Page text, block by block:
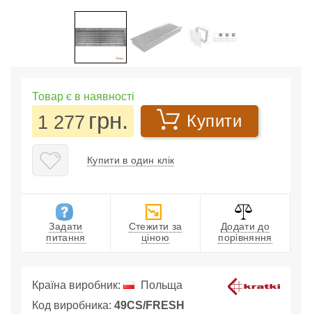
Товар є в наявності
1 277 грн. Купити
Купити в один клік
Задати
питання
Стежити за
ціною
Додати до
порівняння
Країна виробник:
Польща
Код виробника: 49CS/FRESH